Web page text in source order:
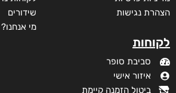
הצהרת נגישות
לקוחות
סביבת סופר
איזור אישי
ביטול הזמנה קיימת
שידורים
מי אנחנו?